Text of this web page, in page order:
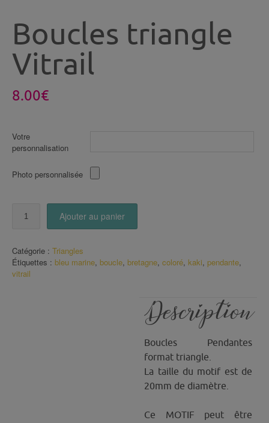
Boucles triangle
Vitrail
8.00€
Votre
personnalisation
Photo personnalisée
Vitrail
Ajouter au panier
Catégorie : Triangles
Étiquettes : bleu marine, boucle, bretagne, coloré, kaki, pendante,
vitrail
Description
Boucles Pendantes
format triangle.
La taille du motif est de
20mm de diamètre.
Ce MOTIF peut être